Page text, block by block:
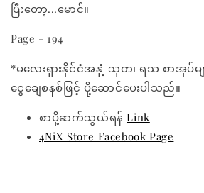
ပြီးတော့...မောင်။
Page - 194
*မလေးရှားနိုင်ငံအနှံ့ သုတ၊ ရသ စာအုပ်မျ
ငွေချေစနစ်ဖြင့် ပို့ဆောင်ပေးပါသည်။
စာပို့ဆက်သွယ်ရန်Link
4NiX Store Facebook Page